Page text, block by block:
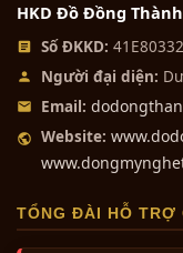
HKD Đồ Đồng
Số ĐKKD:
Người đại diện:
Email:
Website:
TỔNG ĐÀI HỖ TRỢ